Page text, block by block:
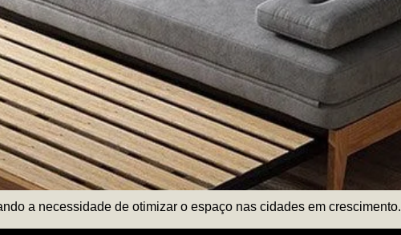
a necessidade de otimizar o espaço nas cidades em crescimento.